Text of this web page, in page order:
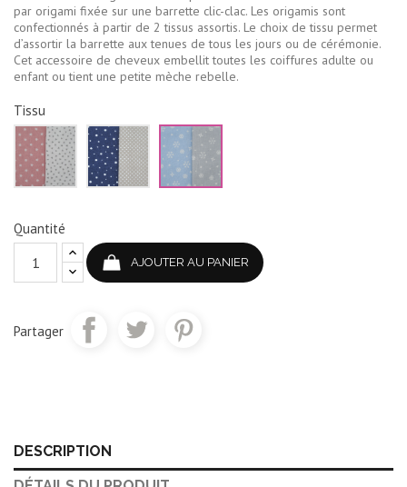
par origami fixée sur une barrette clic-clac. Les origamis sont
confectionnés à partir de 2 tissus assortis. Le choix de tissu permet
d’assortir la barrette aux tenues de tous les jours ou de cérémonie.
Cet accessoire de cheveux embellit toutes les coiffures adulte ou
enfant ou tient une petite mèche rebelle.
Tissu
Rose
blanc
Bleu
marine
beige
ciel
gris
Quantité
AJOUTER AU PANIER
Partager
DESCRIPTION